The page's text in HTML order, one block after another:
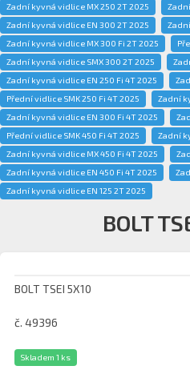
Zadní kyvná vidlice MX 250 2T 2025
Zadní kyvná vidlice EN 300 2T 2025
Zadní kyvná vidlice MX 300 Fi 2T 2025
Zadní kyvná vidlice SMX 300 2T 2025
Zadní kyvná vidlice EN 250 Fi 4T 2025
Přední vidlice SMK 250 Fi 4T 2025
Zadní
Zadní kyvná vidlice EN 300 Fi 4T 2025
Přední vidlice SMK 450 Fi 4T 2025
Zadní
Zadní kyvná vidlice MX 450 Fi 4T 2025
Zadní kyvná vidlice EN 450 Fi 4T 2025
Zadní kyvná vidlice EN 125 2T 2025
BOLT
BOLT TSEI 5X10
č. 49396
Skladem 1 ks